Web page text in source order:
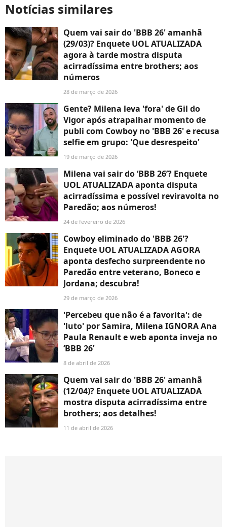
Notícias similares
Quem vai sair do 'BBB 26' amanhã
(29/03)? Enquete UOL ATUALIZADA
agora à tarde mostra disputa
acirradíssima entre brothers; aos
números
28 de março de 2026
Gente? Milena leva 'fora' de Gil do
Vigor após atrapalhar momento de
publi com Cowboy no 'BBB 26' e recusa
selfie em grupo: 'Que desrespeito'
19 de março de 2026
Milena vai sair do ‘BBB 26’? Enquete
UOL ATUALIZADA aponta disputa
acirradíssima e possível reviravolta no
Paredão; aos números!
24 de fevereiro de 2026
Cowboy eliminado do 'BBB 26'?
Enquete UOL ATUALIZADA AGORA
aponta desfecho surpreendente no
Paredão entre veterano, Boneco e
Jordana; descubra!
29 de março de 2026
'Percebeu que não é a favorita': de
'luto' por Samira, Milena IGNORA Ana
Paula Renault e web aponta inveja no
‘BBB 26’
8 de abril de 2026
Quem vai sair do 'BBB 26' amanhã
(12/04)? Enquete UOL ATUALIZADA
mostra disputa acirradíssima entre
brothers; aos detalhes!
11 de abril de 2026